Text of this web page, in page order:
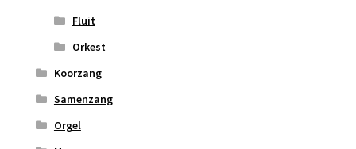
Fluit
Orkest
Koorzang
Samenzang
Orgel